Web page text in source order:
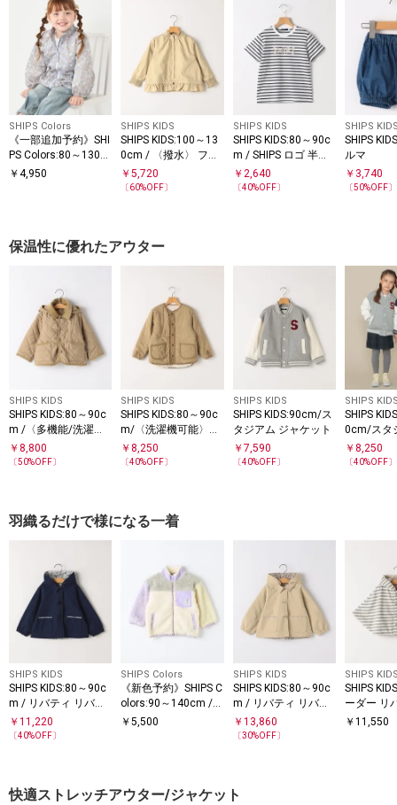
SHIPS Colors
《一部追加予約》SHI
PS Colors:80～130c
m /フラワープリント
￥ 4,950
SHIPS KIDS
SHIPS KIDS:100～13
0cm / 〈撥水〉 フリ
ル パーカー
￥5,720
〔60%OFF〕
SHIPS KIDS
SHIPS KIDS:80～90c
m / SHIPS ロゴ 半袖T
シャツ
￥ 2,640
〔40%OFF〕
SHIPS
SHIPS
ルマ
￥ 3,740
〔50%OFF〕
保温性に優れたアウター
SHIPS KIDS
SHIPS KIDS:80～90c
m /〈多機能/洗濯機
可能〉キルト フード
ジャケット
￥ 8,800
〔50%OFF〕
SHIPS KIDS
SHIPS KIDS:80～90c
m/〈洗濯機可能〉ボ
ア×キルティング リ
バーシブル ブルゾン
￥8,250
〔40%OFF〕
SHIPS KIDS
SHIPS KIDS:90cm/ス
タジアム ジャケット
￥ 7,590
〔40%OFF〕
SHIPS
SHIPS
0cm/スタ
ャケット
￥8,250
〔40%OFF〕
羽織るだけで様になる一着
SHIPS KIDS
SHIPS KIDS:80～90c
m / リバティ リバー
シブル コート
￥ 11,220
〔40%OFF〕
SHIPS Colors
《新色予約》SHIPS C
olors:90～140cm /
〈洗濯機可能〉ボア
￥5,500
SHIPS KIDS
SHIPS KIDS:80～90c
m / リバティ リバー
シブル フード コート
￥ 13,860
〔30%OFF〕
SHIPS
SHIPS
ーダー リ
ボア ポン
￥11,550
快適ストレッチアウター/ジャケット